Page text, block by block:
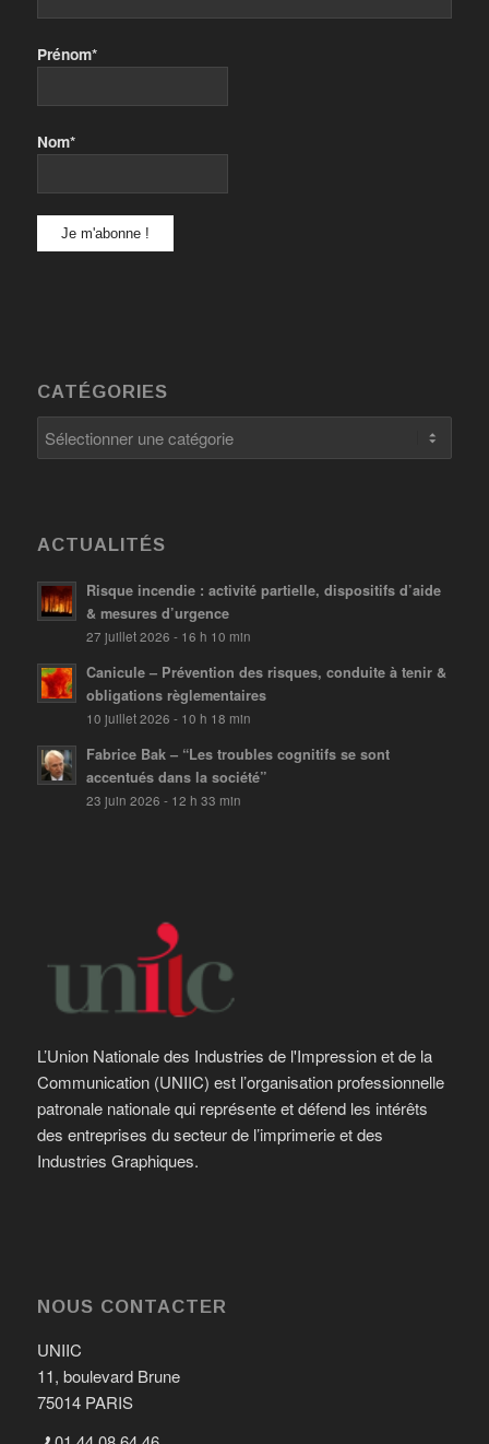
Prénom*
Nom*
CATÉGORIES
Catégories
ACTUALITÉS
Risque incendie : activité partielle, dispositifs d’aide
& mesures d’urgence
27 juillet 2026 - 16 h 10 min
Canicule – Prévention des risques, conduite à tenir &
obligations règlementaires
10 juillet 2026 - 10 h 18 min
Fabrice Bak – “Les troubles cognitifs se sont
accentués dans la société”
23 juin 2026 - 12 h 33 min
L’Union Nationale des Industries de l'Impression et de la
Communication (UNIIC) est l’organisation professionnelle
patronale nationale qui représente et défend les intérêts
des entreprises du secteur de l’imprimerie et des
Industries Graphiques.
NOUS CONTACTER
UNIIC
11, boulevard Brune
75014 PARIS